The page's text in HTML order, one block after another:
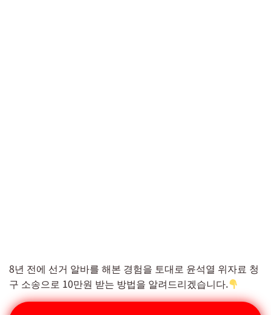
8년 전에 선거 알바를 해본 경험을 토대로 윤석열 위자료 청
구 소송으로 10만원 받는 방법을 알려드리겠습니다.